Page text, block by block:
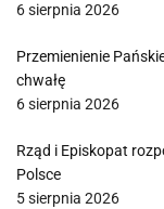
6 sierpnia 2026
Przemienienie
chwałę
6 sierpnia 2026
Rząd i Episkopat
Polsce
5 sierpnia 2026